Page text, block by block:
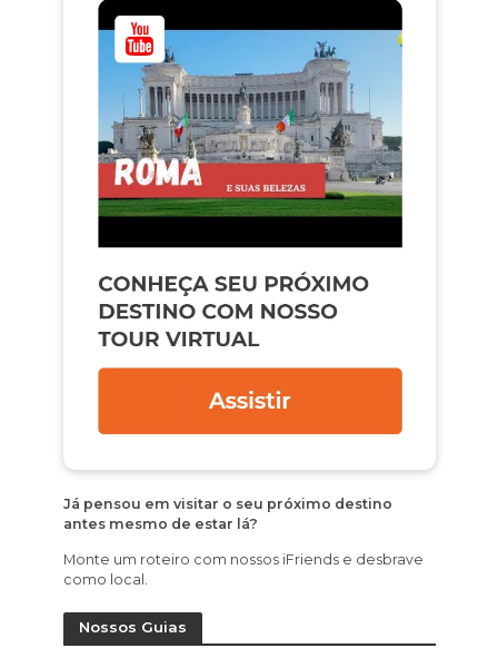
Já pensou em visitar o seu próximo destino
antes mesmo de estar lá?
Monte um roteiro com nossos iFriends e desbrave
como local.
Nossos Guias